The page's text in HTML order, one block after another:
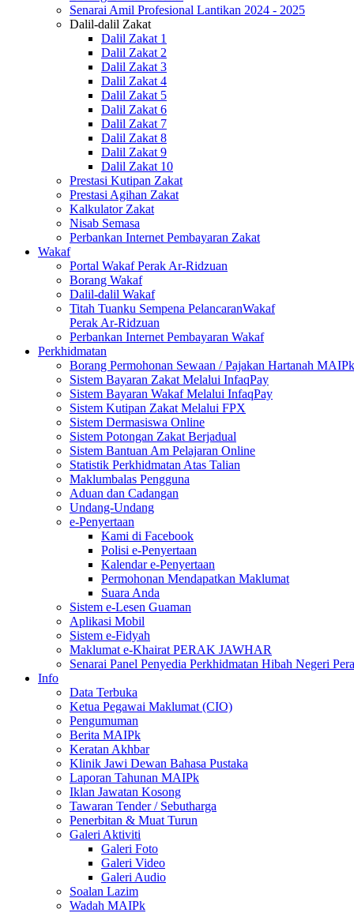
Senarai Amil Profesional Lantikan 2024 - 2025
Dalil-dalil Zakat
Dalil Zakat 1
Dalil Zakat 2
Dalil Zakat 3
Dalil Zakat 4
Dalil Zakat 5
Dalil Zakat 6
Dalil Zakat 7
Dalil Zakat 8
Dalil Zakat 9
Dalil Zakat 10
Prestasi Kutipan Zakat
Prestasi Agihan Zakat
Kalkulator Zakat
Nisab Semasa
Perbankan Internet Pembayaran Zakat
Wakaf
Portal Wakaf Perak Ar-Ridzuan
Borang Wakaf
Dalil-dalil Wakaf
Titah Tuanku Sempena PelancaranWakaf
Perak Ar-Ridzuan
Perbankan Internet Pembayaran Wakaf
Perkhidmatan
Borang Permohonan Sewaan / Pajakan Hartanah MAIPk
Sistem Bayaran Zakat Melalui InfaqPay
Sistem Bayaran Wakaf Melalui InfaqPay
Sistem Kutipan Zakat Melalui FPX
Sistem Dermasiswa Online
Sistem Potongan Zakat Berjadual
Sistem Bantuan Am Pelajaran Online
Statistik Perkhidmatan Atas Talian
Maklumbalas Pengguna
Aduan dan Cadangan
Undang-Undang
e-Penyertaan
Kami di Facebook
Polisi e-Penyertaan
Kalendar e-Penyertaan
Permohonan Mendapatkan Maklumat
Suara Anda
Sistem e-Lesen Guaman
Aplikasi Mobil
Sistem e-Fidyah
Maklumat e-Khairat PERAK JAWHAR
Senarai Panel Penyedia Perkhidmatan Hibah Negeri
Info
Data Terbuka
Ketua Pegawai Maklumat (CIO)
Pengumuman
Berita MAIPk
Keratan Akhbar
Klinik Jawi Dewan Bahasa Pustaka
Laporan Tahunan MAIPk
Iklan Jawatan Kosong
Tawaran Tender / Sebutharga
Penerbitan & Muat Turun
Galeri Aktiviti
Galeri Foto
Galeri Video
Galeri Audio
Soalan Lazim
Wadah MAIPk